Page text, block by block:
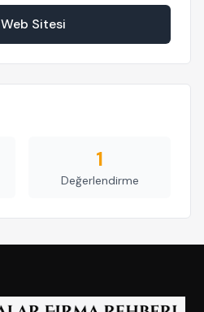
Web Sitesi
1
Değerlendirme